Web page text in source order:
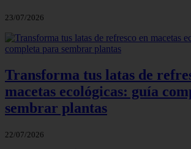
23/07/2026
Transforma tus latas de
macetas ecológicas: guía
sembrar plantas
22/07/2026